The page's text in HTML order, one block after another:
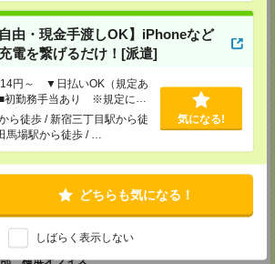
自由・現金手渡しOK】iPhoneなど
電を繋げるだけ！[派遣]
円～ ▼日払いOK（規定あ
勤務手当あり ※規定によ
ら徒歩 / 新宿三丁目駅から徒
馬場駅から徒歩 / …
気になる!
どちらも気になる！
しばらく表示しない
ts.jp
ts.jp
町田オフィス
大樹生命町田ビル6F
ts.jp
横浜オフィス